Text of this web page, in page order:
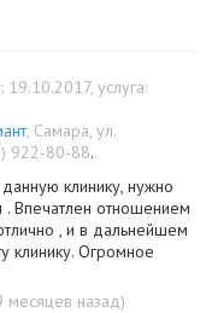
19.10.2017, услуга:
, Самара, ул.
922-80-88.
клинику, нужно
Впечатлен отношением
, и в дальнейшем
клинику. Огромное
месяцев назад)